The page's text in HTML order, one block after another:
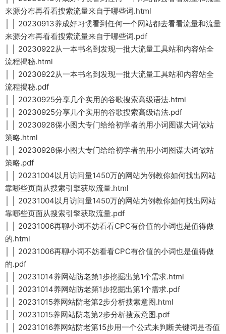
来源分布再看看搜索流量来自于哪些词.html
│ │ 20230913养成好习惯看到任何一个网站都去看看流量和流量
来源分布再看看搜索流量来自于哪些词.pdf
│ │ 20230922从一本书名到发现一批大流量工具站和内容站全
流程揭秘.html
│ │ 20230922从一本书名到发现一批大流量工具站和内容站全
流程揭秘.pdf
│ │ 20230925分享几个实用的谷歌搜索高级语法.html
│ │ 20230925分享几个实用的谷歌搜索高级语法.pdf
│ │ 20230928保小图大专门给给初学者的用小词图谋大词做站
策略.html
│ │ 20230928保小图大专门给给初学者的用小词图谋大词做站
策略.pdf
│ │ 20231004以月访问量1450万的网站为例教你如何找出网站
靠哪些页面从搜索引擎获取流量.html
│ │ 20231004以月访问量1450万的网站为例教你如何找出网站
靠哪些页面从搜索引擎获取流量.pdf
│ │ 20231006再聊小词不妨看看CPC有价值的小词也是值得做
的.html
│ │ 20231006再聊小词不妨看看CPC有价值的小词也是值得做
的.pdf
│ │ 20231014养网站防老第1步挖掘出第1个需求.html
│ │ 20231014养网站防老第1步挖掘出第1个需求.pdf
│ │ 20231015养网站防老第2步分析搜索意图.html
│ │ 20231015养网站防老第2步分析搜索意图.pdf
│ │ 20231016养网站防老第15步用一个公式来判断关键词是否值